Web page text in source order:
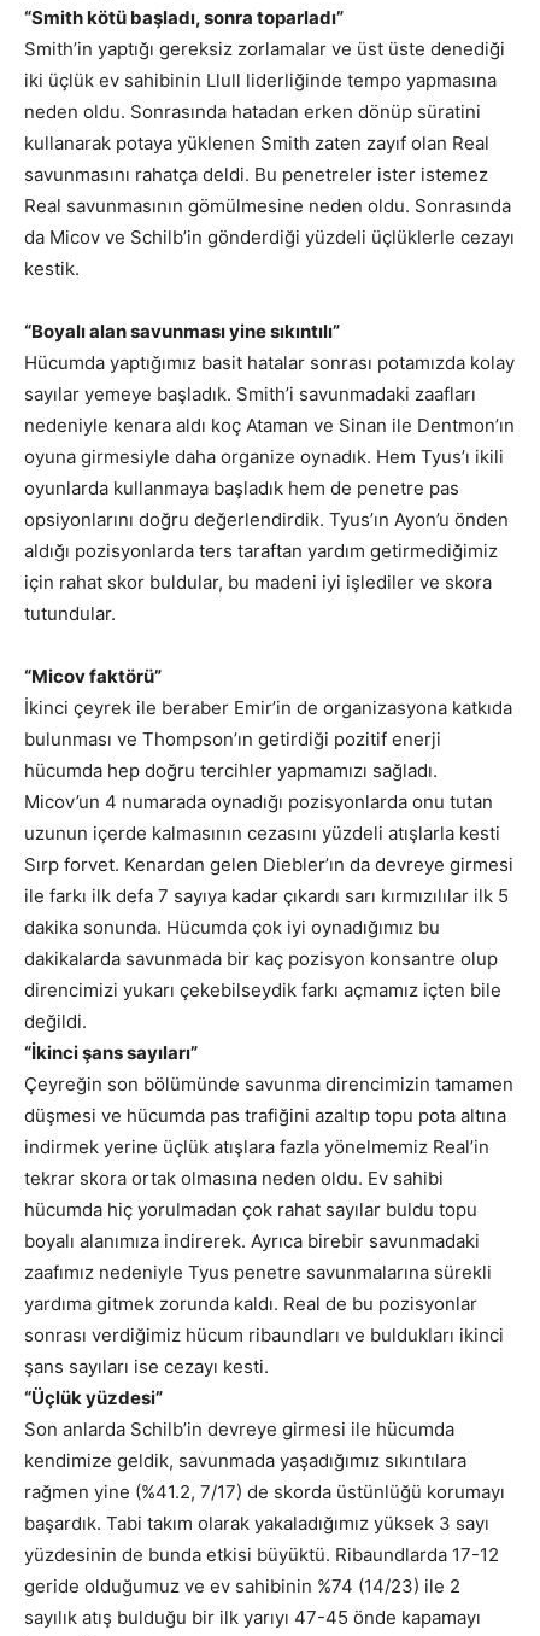
“Smith kötü başladı, sonra toparladı”
Smith’in yaptığı gereksiz zorlamalar ve üst üste denediği
iki üçlük ev sahibinin Llull liderliğinde tempo yapmasına
neden oldu. Sonrasında hatadan erken dönüp süratini
kullanarak potaya yüklenen Smith zaten zayıf olan Real
savunmasını rahatça deldi. Bu penetreler ister istemez
Real savunmasının gömülmesine neden oldu. Sonrasında
da Micov ve Schilb’in gönderdiği yüzdeli üçlüklerle cezayı
kestik.
“Boyalı alan savunması yine sıkıntılı”
Hücumda yaptığımız basit hatalar sonrası potamızda kolay
sayılar yemeye başladık. Smith’i savunmadaki zaafları
nedeniyle kenara aldı koç Ataman ve Sinan ile Dentmon’ın
oyuna girmesiyle daha organize oynadık. Hem Tyus’ı ikili
oyunlarda kullanmaya başladık hem de penetre pas
opsiyonlarını doğru değerlendirdik. Tyus’ın Ayon’u önden
aldığı pozisyonlarda ters taraftan yardım getirmediğimiz
için rahat skor buldular, bu madeni iyi işlediler ve skora
tutundular.
“Micov faktörü”
İkinci çeyrek ile beraber Emir’in de organizasyona katkıda
bulunması ve Thompson’ın getirdiği pozitif enerji
hücumda hep doğru tercihler yapmamızı sağladı.
Micov’un 4 numarada oynadığı pozisyonlarda onu tutan
uzunun içerde kalmasının cezasını yüzdeli atışlarla kesti
Sırp forvet. Kenardan gelen Diebler’ın da devreye girmesi
ile farkı ilk defa 7 sayıya kadar çıkardı sarı kırmızılılar ilk 5
dakika sonunda. Hücumda çok iyi oynadığımız bu
dakikalarda savunmada bir kaç pozisyon konsantre olup
direncimizi yukarı çekebilseydik farkı açmamız içten bile
değildi.
“İkinci şans sayıları”
Çeyreğin son bölümünde savunma direncimizin tamamen
düşmesi ve hücumda pas trafiğini azaltıp topu pota altına
indirmek yerine üçlük atışlara fazla yönelmemiz Real’in
tekrar skora ortak olmasına neden oldu. Ev sahibi
hücumda hiç yorulmadan çok rahat sayılar buldu topu
boyalı alanımıza indirerek. Ayrıca birebir savunmadaki
zaafımız nedeniyle Tyus penetre savunmalarına sürekli
yardıma gitmek zorunda kaldı. Real de bu pozisyonlar
sonrası verdiğimiz hücum ribaundları ve buldukları ikinci
şans sayıları ise cezayı kesti.
“Üçlük yüzdesi”
Son anlarda Schilb’in devreye girmesi ile hücumda
kendimize geldik, savunmada yaşadığımız sıkıntılara
rağmen yine (%41.2, 7/17) de skorda üstünlüğü korumayı
başardık. Tabi takım olarak yakaladığımız yüksek 3 sayı
yüzdesinin de bunda etkisi büyüktü. Ribaundlarda 17-12
geride olduğumuz ve ev sahibinin %74 (14/23) ile 2
sayılık atış bulduğu bir ilk yarıyı 47-45 önde kapamayı